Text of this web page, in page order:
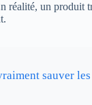
réalité, un produit
sauver les